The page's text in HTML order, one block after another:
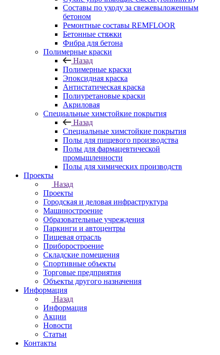
Составы по уходу за свежевыложенным
бетоном
Ремонтные составы REMFLOOR
Бетонные стяжки
Фибра для бетона
Полимерные краски
Назад
Полимерные краски
Эпоксидная краска
Антистатическая краска
Полиуретановые краски
Акриловая
Специальные химстойкие покрытия
Назад
Специальные химстойкие покрытия
Полы для пищевого производства
Полы для фармацевтической
промышленности
Полы для химических производств
Проекты
Назад
Проекты
Городская и деловая инфраструктура
Машиностроение
Образовательные учреждения
Паркинги и автоцентры
Пищевая отрасль
Приборостроение
Складские помещения
Спортивные объекты
Торговые предприятия
Объекты другого назначения
Информация
Назад
Информация
Акции
Новости
Статьи
Контакты